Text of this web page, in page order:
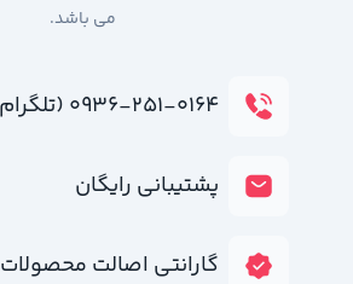
می باشد.
۰۹۳۶-۲۵۱-۰۱۶۴ (تلگرام)
پشتیبانی رایگان
گارانتی اصالت محصولات